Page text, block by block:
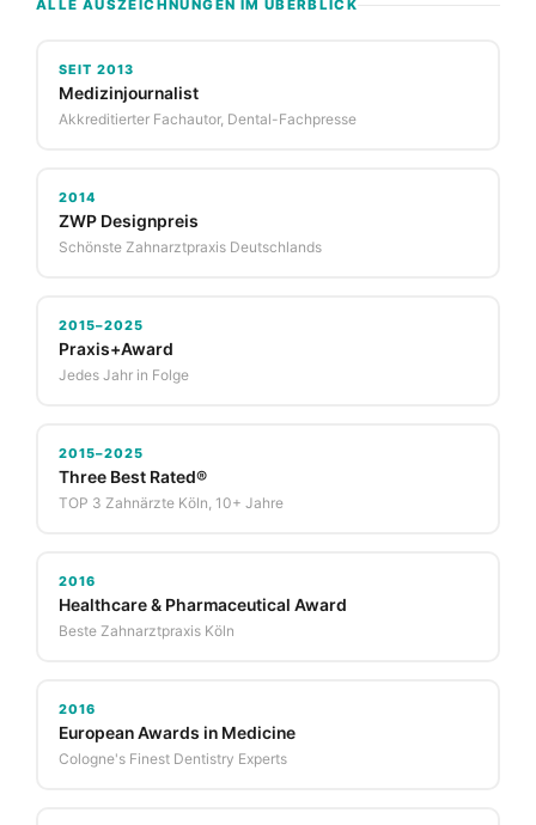
ALLE AUSZEICHNUNGEN IM ÜBERBLICK
SEIT 2013
Medizinjournalist
Akkreditierter Fachautor, Dental-Fachpresse
2014
ZWP Designpreis
Schönste Zahnarztpraxis Deutschlands
2015–2025
Praxis+Award
Jedes Jahr in Folge
2015–2025
Three Best Rated®
TOP 3 Zahnärzte Köln, 10+ Jahre
2016
Healthcare & Pharmaceutical Award
Beste Zahnarztpraxis Köln
2016
European Awards in Medicine
Cologne's Finest Dentistry Experts